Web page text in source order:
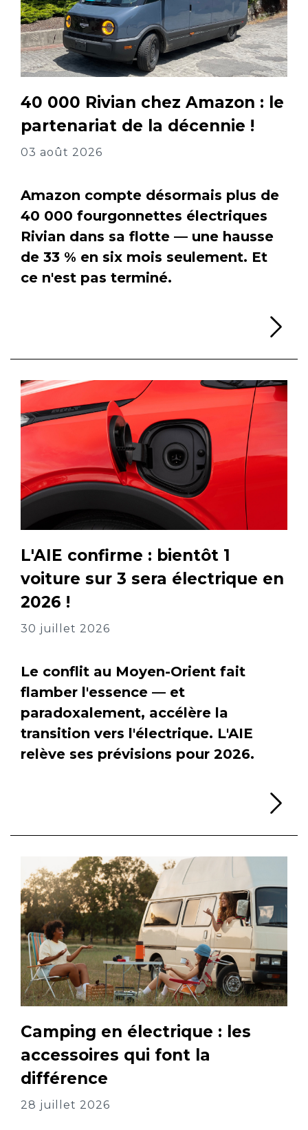
40 000 Rivian chez Amazon : le
partenariat de la décennie !
03 août 2026
Amazon compte désormais plus de
40 000 fourgonnettes électriques
Rivian dans sa flotte — une hausse
de 33 % en six mois seulement. Et
ce n'est pas terminé.
L'AIE confirme : bientôt 1
voiture sur 3 sera électrique en
2026 !
30 juillet 2026
Le conflit au Moyen-Orient fait
flamber l'essence — et
paradoxalement, accélère la
transition vers l'électrique. L'AIE
relève ses prévisions pour 2026.
Camping en électrique : les
accessoires qui font la
différence
28 juillet 2026